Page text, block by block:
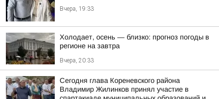
Вчера, 19:33
Холодает, осень — близко: прогноз погоды в
регионе на завтра
Вчера, 20:33
Сегодня глава Кореневского района
Владимир Жилинков принял участие в